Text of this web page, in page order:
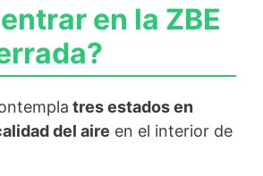
en la ZBE
tres estados en
del aire en el interior de